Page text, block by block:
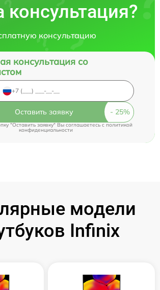
консультацию
консультация со
Оставить заявку
"Оставить заявку" Вы соглашаетесь cполитикой
конфиденциальности
модели
Infinix